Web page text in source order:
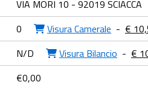
VIA MORI 10 - 92019 SCIACCA
0 Visura Camerale - €
N/D Visura Bilancio - €
€0,00